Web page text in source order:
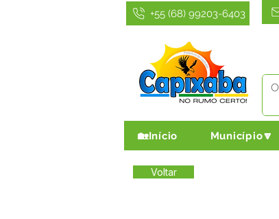
+55 (68) 99203-6403
🏡Início Município🔽
Voltar